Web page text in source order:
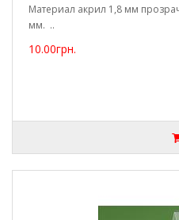
Материал акрил 1,8 мм
мм. ..
10.00грн.